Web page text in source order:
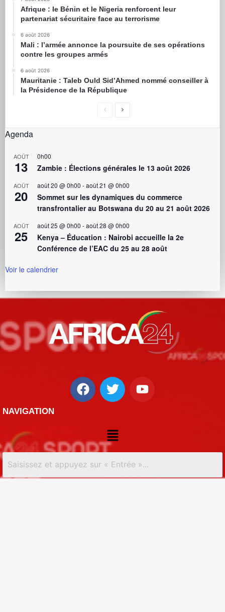
Afrique : le Bénin et le Nigeria renforcent leur
partenariat sécuritaire face au terrorisme
6 août 2026
Mali : l’armée annonce la poursuite de ses opérations
contre les groupes armés
6 août 2026
Mauritanie : Taleb Ould Sid’Ahmed nommé conseiller à
la Présidence de la République
Agenda
AOÛT
13
0h00
Zambie : Élections générales le 13 août 2026
AOÛT
20
août 20 @ 0h00 -août 21 @ 0h00
Sommet sur les dynamiques du commerce
transfrontalier au Botswana du 20 au 21 août 2026
AOÛT
25
août 25 @ 0h00 -août 28 @ 0h00
Kenya – Éducation : Nairobi accueille la 2e
Conférence de l’EAC du 25 au 28 août
Voir le calendrier
NAVIGATION